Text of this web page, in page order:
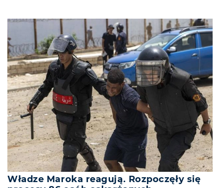
Władze Maroka reagują. Rozpoczęły się